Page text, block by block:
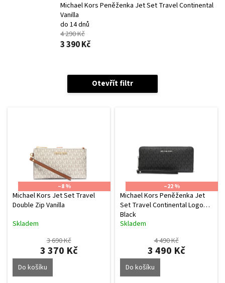
Michael Kors Peněženka Jet Set Travel Continental
Vanilla
do 14 dnů
4 290 Kč
3 390 Kč
Otevřít filtr
–8 %
Michael Kors Jet Set Travel
Double Zip Vanilla
Skladem
3 690 Kč
3 370 Kč
Do košíku
–22 %
Michael Kors Peněženka Jet
Set Travel Continental Logo
Black
Skladem
4 490 Kč
3 490 Kč
Do košíku